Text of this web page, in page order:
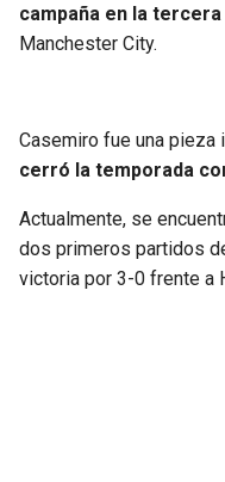
campaña en la
Manchester City.
Casemiro fue una
cerró la temporada
Actualmente, se
dos primeros partidos
victoria por 3-0 frente a